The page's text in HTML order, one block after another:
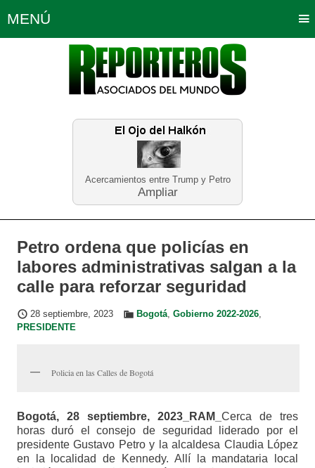
Acercamientos entre Trump y Petro
Ampliar
MENÚ
Política Opinión Bogotá
Planeta Tierra Deportes
Educación Neira
Petro ordena que policías en
labores administrativas salgan a la
calle para reforzar seguridad
28 septiembre, 2023 Bogotá, Gobierno 2022-2026,
PRESIDENTE
Policia en las Calles de Bogotá
Bogotá, 28 septiembre, 2023_RAM_ Cerca de tres
horas duró el consejo de seguridad liderado por el
presidente Gustavo Petro y la alcaldesa Claudia López
en la localidad de Kennedy. Allí la mandataria local